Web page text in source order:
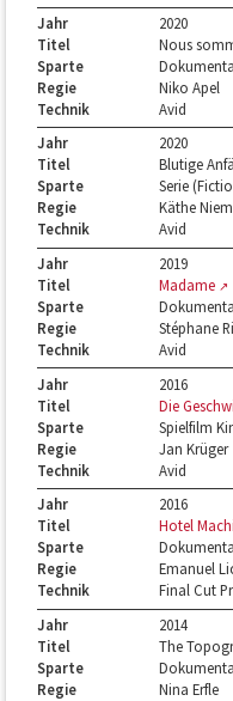
Jahr
2020
Titel
Nous
Sparte
Regie
Niko Apel
Technik
Avid
Jahr
2020
Titel
Blutige
Sparte
Serie
Regie
Käthe
Technik
Avid
Jahr
2019
Titel
Madame
Sparte
Regie
Stéphane
Technik
Avid
Jahr
2016
Titel
Die
Sparte
Spielfilm
Regie
Jan Krüger
Technik
Avid
Jahr
2016
Titel
Hotel
Sparte
Regie
Emanuel
Technik
Final Cut
Jahr
2014
Titel
The
Sparte
Regie
Nina Erfle